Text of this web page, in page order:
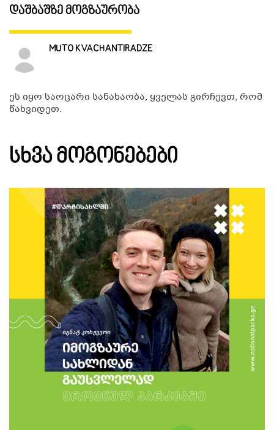
ᲒᲐᲜᲗᲐᲕᲡᲔᲑᲐ ᲓᲐ ᲙᲕᲔᲑᲐ
ᲡᲐᲧᲘᲓᲔᲚᲘ ᲜᲘᲕᲗᲔᲑᲘ
ᲒᲖᲐᲛᲙᲕᲚᲔᲕᲘ
დაშბაშზე მოგზაურობა
MUTO KVACHANTIRADZE
ეს იყო საოცარი სანახაობა, ყველას გირჩევთ, რომ
წახვიდეთ.
ᲡᲮᲕᲐ ᲛᲝᲒᲝᲜᲔᲑᲔᲑᲘ